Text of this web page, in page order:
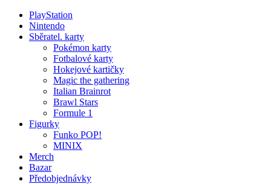
PlayStation
Nintendo
Sběratel. karty
Pokémon karty
Fotbalové karty
Hokejové kartičky
Magic the gathering
Italian Brainrot
Brawl Stars
Formule 1
Figurky
Funko POP!
MINIX
Merch
Bazar
Předobjednávky